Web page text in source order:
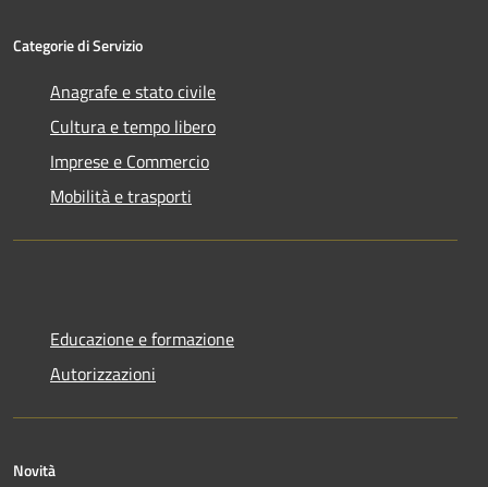
Categorie di Servizio
Anagrafe e stato civile
Cultura e tempo libero
Imprese e Commercio
Mobilità e trasporti
Educazione e formazione
Autorizzazioni
Novità